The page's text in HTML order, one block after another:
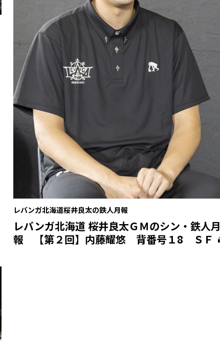
レバンガ北海道桜井良太の鉄人月報
レバンガ北海道 桜井良太ＧＭのシン・鉄人月
報 【第２回】内藤耀悠 背番号１8 ＳＦ